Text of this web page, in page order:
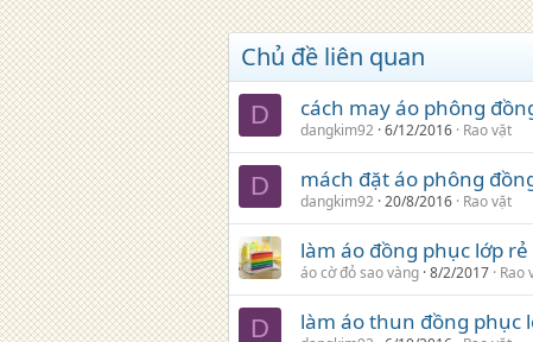
Chủ đề liên quan
D cách may áo phông
dangkim92 6/12/2016 Rao vặt
D mách đặt áo phông
dangkim92 20/8/2016 Rao vặt
làm áo đồng phục lớp rẻ
áo cờ đỏ sao vàng 8/2/2017 Rao
D làm áo thun đồng phục